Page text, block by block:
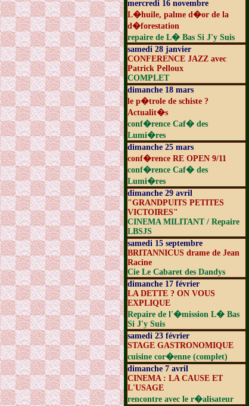
mercredi 16 novembre
L�huile, palme d�or de la
d�forestation
repaire de L� Bas Si J'y Suis
samedi 28 janvier
CONFERENCE JAZZ avec
Patrick Pelloux
COMPLET
dimanche 18 mars
le p�trole de schiste ?
Actualit�s
conf�rence Caf� des
Lumi�res
dimanche 25 mars
conf�rence RE OPEN 9/11
conf�rence Caf� des
Lumi�res
dimanche 29 avril
"GRANDPUITS PETITES
VICTOIRES"
CINEMA MILITANT / Repaire
LBSJS
samedi 15 septembre
BRITANNICUS drame de Jean
Racine
Cie Le Cabaret des Dandys
dimanche 17 février
LA DETTE ? ON VOUS
EXPLIQUE
Repaire de l'�mission L� Bas
Si J'y Suis
samedi 23 février
STAGE GASTRONOMIQUE
cuisine cor�enne (complet)
dimanche 7 avril
CINEMA : LA CAUSE ET
L'USAGE
rencontre avec le r�alisateur